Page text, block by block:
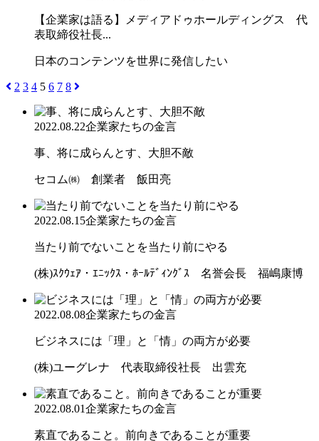
【企業家は語る】メディアドゥホールディングス 代
表取締役社長...
日本のコンテンツを世界に発信したい
2 3 4 5 6 7 8
2022.08.22企業家たちの金言
事、将に成らんとす、大胆不敵
セコム㈱ 創業者 飯田亮
2022.08.15企業家たちの金言
当たり前でないことを当たり前にやる
(株)ｽｸｳｪｱ・ｴﾆｯｸｽ・ﾎｰﾙﾃﾞｨﾝｸﾞｽ 名誉会長 福嶋康博
2022.08.08企業家たちの金言
ビジネスには「理」と「情」の両方が必要
(株)ユーグレナ 代表取締役社長 出雲充
2022.08.01企業家たちの金言
素直であること。前向きであることが重要